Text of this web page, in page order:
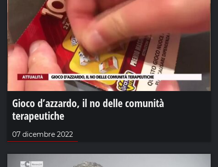
Gioco d’azzardo, il no delle comunità
terapeutiche
07 dicembre 2022